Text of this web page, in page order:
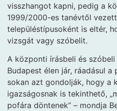
visszhangot kapni, pedig a
1999/2000-es tanévtől
településtípusoként is eltér,
vizsgát vagy szóbelit.
A központi írásbeli és
Budapest élen jár, ráadásul
sokan azt gondolják, hogy a
igazságosnak is tekinthető,
pofára döntenek” – mondja